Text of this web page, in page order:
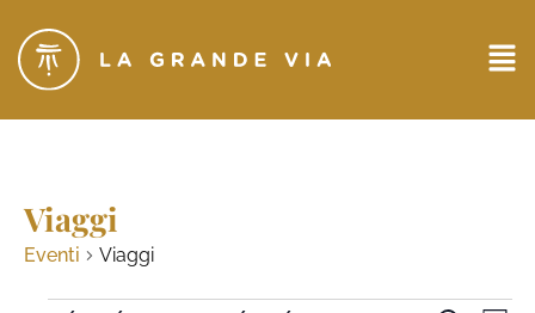
Viaggi
Eventi Viaggi